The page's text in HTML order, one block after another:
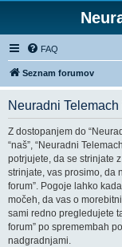
FAQ
Seznam forumov
Neuradni
Z dostopanjem do
“naš”, “Neuradni
potrjujete, da se strinjate
strinjate, vas prosimo, da
forum”. Pogoje lahko
močeh, da vas o
sami redno pregledujete
forum” po spremembah
nadgradnjami.